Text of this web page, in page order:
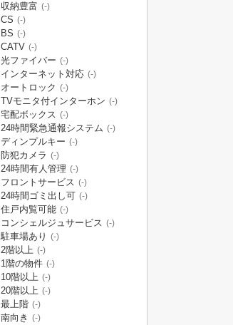
収納豊富 (-)
CS (-)
BS (-)
CATV (-)
光ファイバー (-)
インターネット対応 (-)
オートロック (-)
TVモニタ付インターホン (-)
宅配ボックス (-)
24時間緊急通報システム (-)
ディンプルキー (-)
防犯カメラ (-)
24時間有人管理 (-)
フロントサービス (-)
24時間ゴミ出し可 (-)
住戸内覧可能 (-)
コンシェルジュサービス (-)
駐車場あり (-)
2階以上 (-)
1階の物件 (-)
10階以上 (-)
20階以上 (-)
最上階 (-)
南向き (-)